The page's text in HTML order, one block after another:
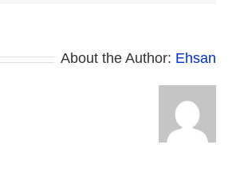
About the Author: Ehsan